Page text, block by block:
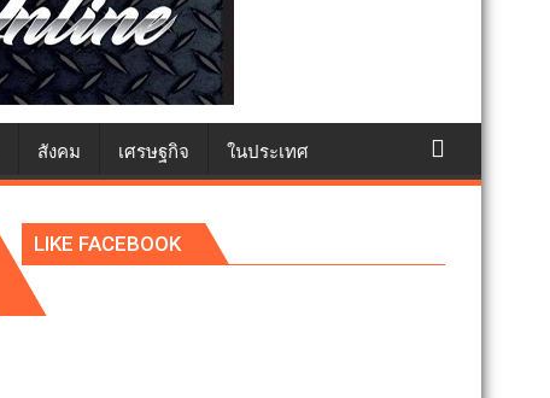
สังคม เศรษฐกิจ ในประเทศ
LIKE FACEBOOK